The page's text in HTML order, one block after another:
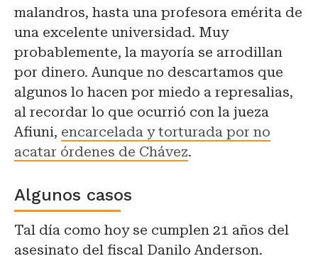
malandros, hasta una profesora emérita de
una excelente universidad. Muy
probablemente, la mayoría se arrodillan
por dinero. Aunque no descartamos que
algunos lo hacen por miedo a represalias,
al recordar lo que ocurrió con la jueza
Afiuni, encarcelada y torturada por no
acatar órdenes de Chávez.
Algunos casos
Tal día como hoy se cumplen 21 años del
asesinato del fiscal Danilo Anderson.